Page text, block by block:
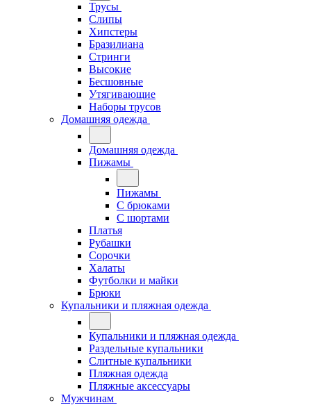
Трусы
Слипы
Хипстеры
Бразилиана
Стринги
Высокие
Бесшовные
Утягивающие
Наборы трусов
Домашняя одежда
Домашняя одежда
Пижамы
Пижамы
С брюками
С шортами
Платья
Рубашки
Сорочки
Халаты
Футболки и майки
Брюки
Купальники и пляжная одежда
Купальники и пляжная одежда
Раздельные купальники
Слитные купальники
Пляжная одежда
Пляжные аксессуары
Мужчинам